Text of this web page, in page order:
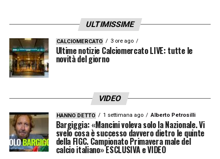
LA PLAYLIST DELLE NOSTRE TOP NEWS
ULTIMISSIME
CALCIOMERCATO 3 ore ago
Ultime notizie Calciomercato LIVE: tutte le
novità del giorno
VIDEO
HANNO DETTO 1 settimana ago Alberto Petrosilli
Bargiggia: «Mancini voleva solo la Nazionale. Vi
svelo cosa è successo davvero dietro le quinte
della FIGC. Campionato Primavera male del
calcio italiano» ESCLUSIVA e VIDEO